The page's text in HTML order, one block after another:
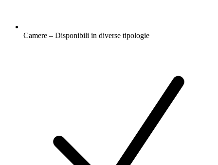
Camere – Disponibili in diverse tipologie